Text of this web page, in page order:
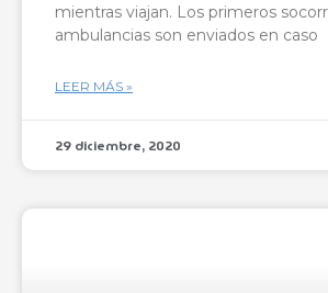
mientras viajan. Los primeros
ambulancias son enviados en caso
LEER MÁS »
29 diciembre, 2020